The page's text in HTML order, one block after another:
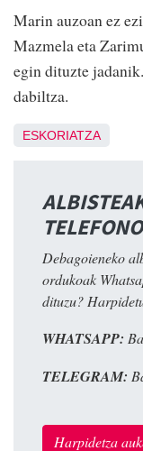
Marin auzoan ez
Mazmela eta
egin dituzte
dabiltza.
ESKORIATZA
Debagoieneko
ordukoak
dituzu?
WHATSAPP:
TELEGRAM:
Harpidetza